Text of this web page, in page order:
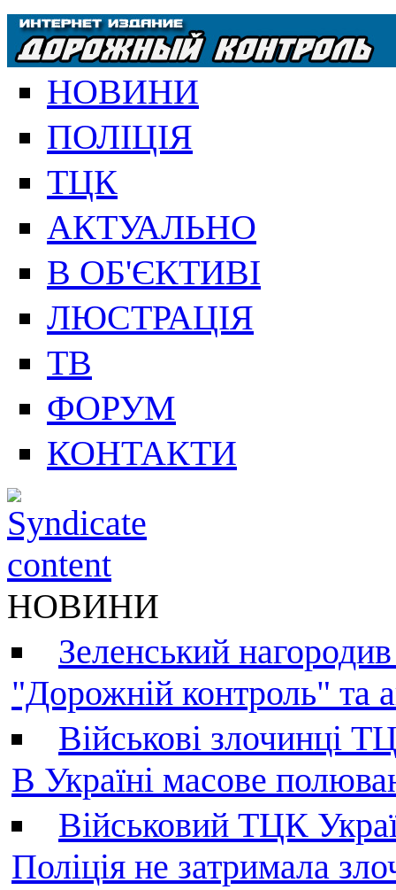
НОВИНИ
ПОЛІЦІЯ
ТЦК
АКТУАЛЬНО
В ОБ'ЄКТИВІ
ЛЮСТРАЦІЯ
ТВ
ФОРУМ
КОНТАКТИ
НОВИНИ
Зеленський
"Дорожній контроль" та
Військові злочинці
В Україні масове
Військовий ТЦК
Поліція не затримала